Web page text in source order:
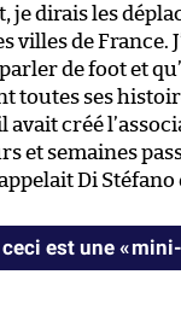
je dirais les
villes de France.
de foot et
toutes ses
avait créé
et semaines
Di
est une «